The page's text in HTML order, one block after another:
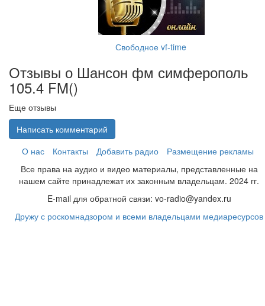
Свободное vf-time
Отзывы о Шансон фм симферополь
105.4 FM()
Еще отзывы
Написать комментарий
О нас
Контакты Добавить радио
Размещение рекламы
Все права на аудио и видео материалы, представленные на
нашем сайте принадлежат их законным владельцам. 2024 гг.
E-mail для обратной связи: vo-radio@yandex.ru
Дружу с роскомнадзором и всеми владельцами медиаресурсов